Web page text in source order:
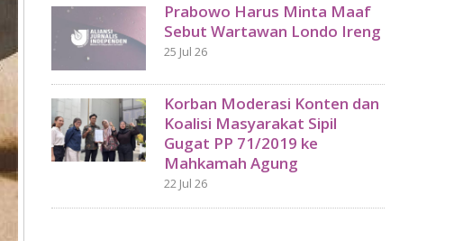
Prabowo Harus Minta Maaf
Sebut Wartawan Londo Ireng
25 Jul 26
Korban Moderasi Konten dan
Koalisi Masyarakat Sipil
Gugat PP 71/2019 ke
Mahkamah Agung
22 Jul 26